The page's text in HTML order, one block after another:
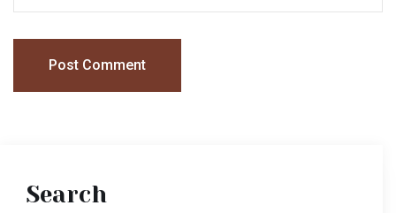
Post Comment
Search